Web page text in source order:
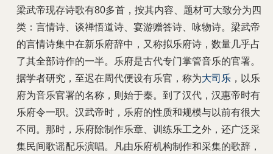
梁武帝现存诗歌有80多首，按其内容、题材可大致分为四
类：言情诗、谈禅悟道诗、宴游赠答诗、咏物诗。梁武帝
的言情诗集中在新乐府辞中，又称拟乐府诗，数量几乎占
了其全部诗作的一半。乐府是古代专门掌管音乐的官署。
据学者研究，至迟在周代便设有乐官，称为大司乐 ，以乐
府为音乐官署的名称，则始于秦。到了汉代，汉惠帝时有
乐府令一职。汉武帝时，乐府的性质和规模与以前有很大
不同。那时，乐府除制作乐章、训练乐工之外，还广泛采
集民间歌谣配乐演唱。凡由乐府机构制作和采集的歌辞，